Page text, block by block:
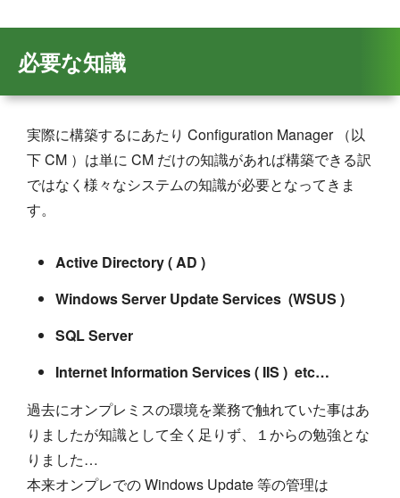
必要な知識
実際に構築するにあたり Configuration Manager （以
下 CM ）は単に CM だけの知識があれば構築できる訳
ではなく様々なシステムの知識が必要となってきま
す。
Active Directory ( AD )
Windows Server Update Services (WSUS )
SQL Server
Internet Information Services ( IIS ) etc…
過去にオンプレミスの環境を業務で触れていた事はあ
りましたが知識として全く足りず、１からの勉強とな
りました…
本来オンプレでの Windows Update 等の管理は